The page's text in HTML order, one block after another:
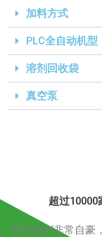
加料方式
PLC全自动机型
溶剂回收袋
真空泵
超过
我们感到非常自豪